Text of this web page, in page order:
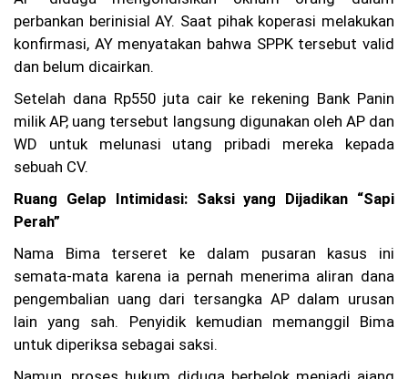
rh
an
Si
At
ur
Ja
pe
on
Ti
Bu
la
Be
perbankan berinisial AY. Saat pihak koperasi melakukan
konfirmasi, AY menyatakan bahwa SPPK tersebut valid
dan belum dicairkan.
Setelah dana Rp550 juta cair ke rekening Bank Panin
milik AP, uang tersebut langsung digunakan oleh AP dan
WD untuk melunasi utang pribadi mereka kepada
sebuah CV.
Ruang Gelap Intimidasi: Saksi yang Dijadikan “Sapi
Perah”
Nama Bima terseret ke dalam pusaran kasus ini
semata-mata karena ia pernah menerima aliran dana
pengembalian uang dari tersangka AP dalam urusan
lain yang sah. Penyidik kemudian memanggil Bima
untuk diperiksa sebagai saksi.